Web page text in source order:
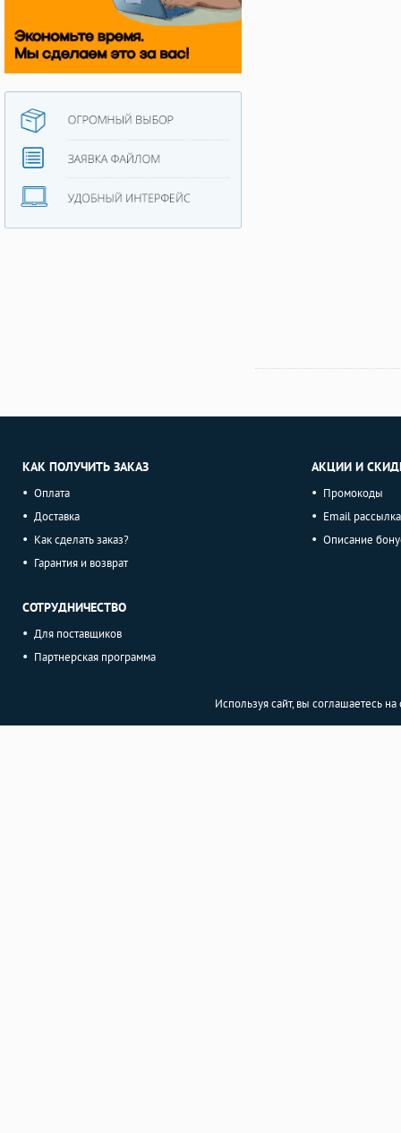
КАК ПОЛУЧИТЬ ЗАКАЗ
Оплата
Доставка
Как сделать заказ?
Гарантия и возврат
СОТРУДНИЧЕСТВО
Для поставщиков
Партнерская программа
АКЦИИ И
Промокоды
Email рассылка
Описание
Используя сайт, вы соглашаетесь